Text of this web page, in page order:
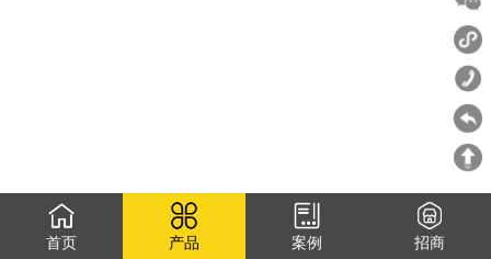
首页 产品 案例 招商